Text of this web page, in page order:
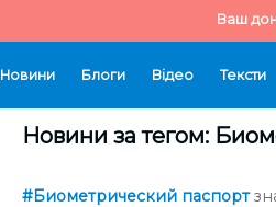
Ваш
Новини Блоги Відео Тексти
Новини за тегом:
#Биометрический паспорт